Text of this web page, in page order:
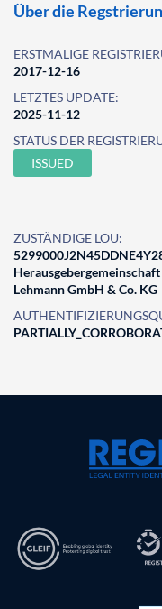
Über die
ERSTMALIGE
2017-12-16
LETZTES UPDATE:
2025-11-12
STATUS DER
ISSUED
ZUSTÄNDIGE LOU:
Lehmann GmbH & Co. KG